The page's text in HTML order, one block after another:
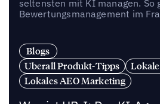
seltensten mit KI managen. So
Bewertungsmanagement im
Blogs
Uberall Produkt-Tipps
Lokales AEO Marketing